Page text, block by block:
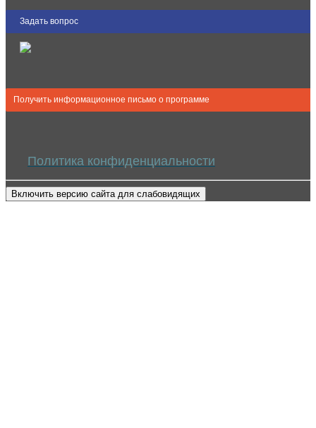
Задать вопрос
Получить информационное письмо о программе
Политика конфиденциальности
Включить версию сайта для слабовидящих